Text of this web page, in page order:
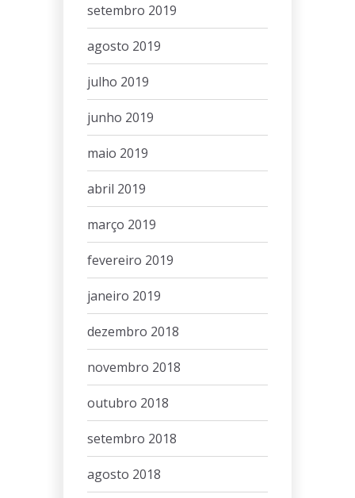
setembro 2019
agosto 2019
julho 2019
junho 2019
maio 2019
abril 2019
março 2019
fevereiro 2019
janeiro 2019
dezembro 2018
novembro 2018
outubro 2018
setembro 2018
agosto 2018